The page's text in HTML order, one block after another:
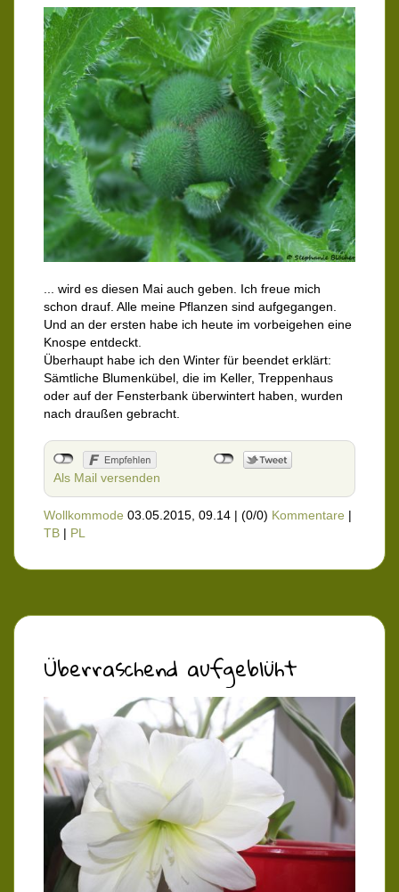
... wird es diesen Mai auch geben. Ich freue mich
schon drauf. Alle meine Pflanzen sind aufgegangen.
Und an der ersten habe ich heute im vorbeigehen eine
Knospe entdeckt.
Überhaupt habe ich den Winter für beendet erklärt:
Sämtliche Blumenkübel, die im Keller, Treppenhaus
oder auf der Fensterbank überwintert haben, wurden
nach draußen gebracht.
Als Mail versenden
Wollkommode 03.05.2015, 09.14 | (0/0) Kommentare |
TB | PL
Überraschend aufgeblüht